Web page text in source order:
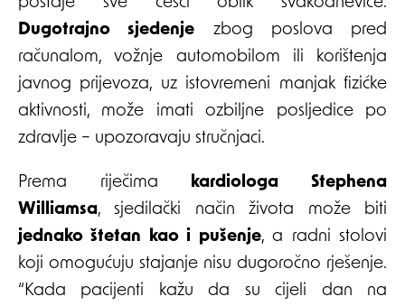
postaje sve češći oblik svakodnevice.
Dugotrajno sjedenje zbog poslova pred
računalom, vožnje automobilom ili korištenja
javnog prijevoza, uz istovremeni manjak fizičke
aktivnosti, može imati ozbiljne posljedice po
zdravlje – upozoravaju stručnjaci.
Prema riječima kardiologa Stephena
Williamsa, sjedilački način života može biti
jednako štetan kao i pušenje, a radni stolovi
koji omogućuju stajanje nisu dugoročno rješenje.
“Kada pacijenti kažu da su cijeli dan na